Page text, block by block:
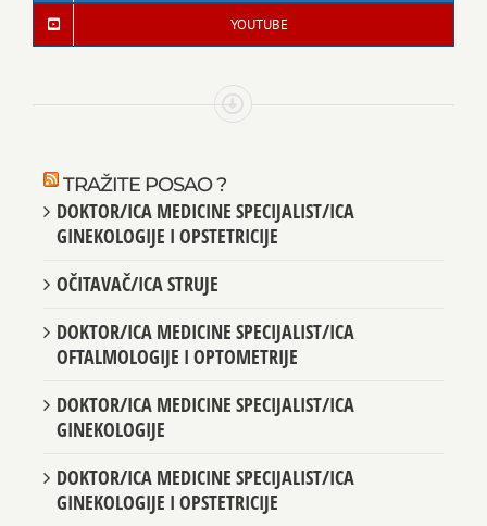
TWITER
TRAŽITE POSAO ?
DOKTOR/ICA MEDICINE SPECIJALIST/ICA
GINEKOLOGIJE I OPSTETRICIJE
OČITAVAČ/ICA STRUJE
DOKTOR/ICA MEDICINE SPECIJALIST/ICA
OFTALMOLOGIJE I OPTOMETRIJE
DOKTOR/ICA MEDICINE SPECIJALIST/ICA
GINEKOLOGIJE
DOKTOR/ICA MEDICINE SPECIJALIST/ICA